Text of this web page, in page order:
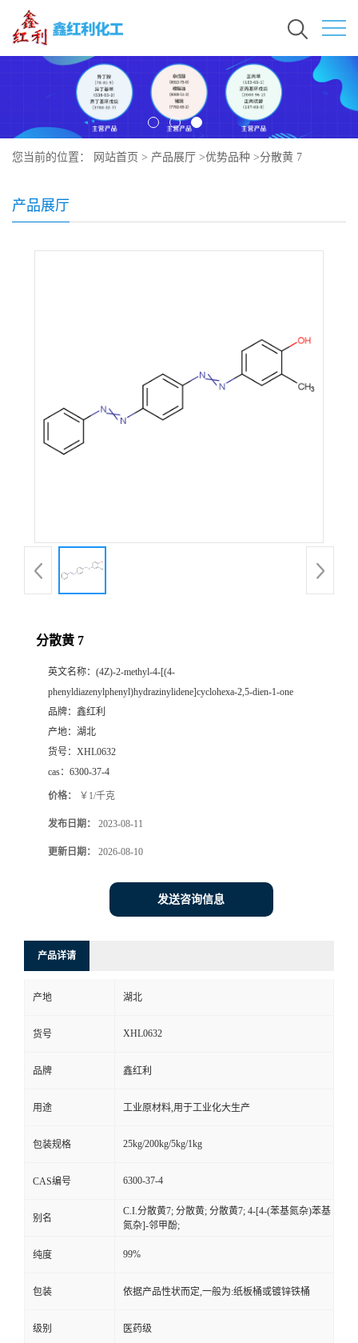
您当前的位置： 网站首页 > 产品展厅 >优势品种 >分散黄 7
产品展厅
分散黄 7
英文名称： (4Z)-2-methyl-4-[(4-
phenyldiazenylphenyl)hydrazinylidene]cyclohexa-2,5-dien-1-one
品牌： 鑫红利
产地： 湖北
货号： XHL0632
cas： 6300-37-4
价格： ￥1/千克
发布日期： 2023-08-11
更新日期： 2026-08-10
发送咨询信息
产品详请
产地 湖北
货号 XHL0632
品牌 鑫红利
用途 工业原材料,用于工业化大生产
包装规格 25kg/200kg/5kg/1kg
CAS编号 6300-37-4
别名
C.I.分散黄7; 分散黄; 分散黄7; 4-[4-(苯基氮杂)苯基
氮杂]-邻甲酚;
纯度 99%
包装 依据产品性状而定,一般为:纸板桶或镀锌铁桶
级别 医药级